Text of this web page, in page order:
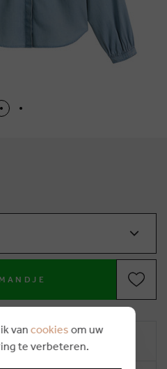
van cookies om uw
te verbeteren.